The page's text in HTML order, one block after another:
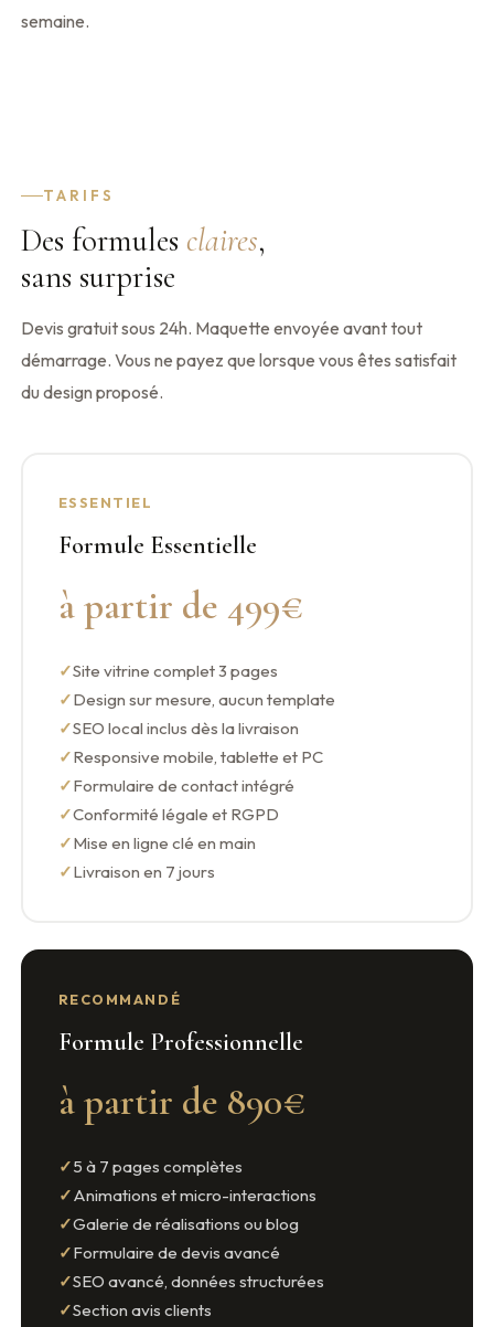
semaine.
TARIFS
Des formulesclaires,
sans surprise
Devis gratuit sous 24h. Maquette envoyée avant tout
démarrage. Vous ne payez que lorsque vous êtes satisfait
du design proposé.
ESSENTIEL
Formule Essentielle
à partir de 499€
Site vitrine complet 3 pages
Design sur mesure, aucun template
SEO local inclus dès la livraison
Responsive mobile, tablette et PC
Formulaire de contact intégré
Conformité légale et RGPD
Mise en ligne clé en main
Livraison en 7 jours
RECOMMANDÉ
Formule Professionnelle
à partir de 890€
5 à 7 pages complètes
Animations et micro-interactions
Galerie de réalisations ou blog
Formulaire de devis avancé
SEO avancé, données structurées
Section avis clients